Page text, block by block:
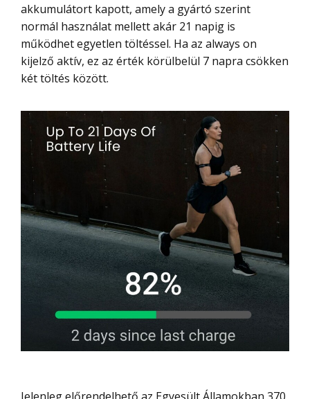
akkumulátort kapott, amely a gyártó szerint
normál használat mellett akár 21 napig is
működhet egyetlen töltéssel. Ha az always on
kijelző aktív, ez az érték körülbelül 7 napra csökken
két töltés között.